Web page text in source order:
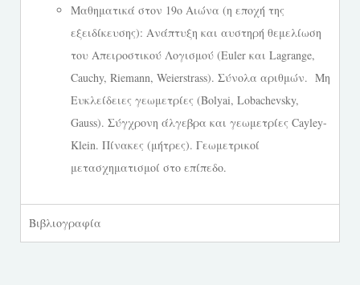
Μαθηματικά στον 19ο Αιώνα (η εποχή της
εξειδίκευσης): Ανάπτυξη και αυστηρή θεμελίωση
του Απειροστικού Λογισμού (Euler και Lagrange,
Cauchy, Riemann, Weierstrass). Σύνολα αριθμών. Μη
Ευκλείδειες γεωμετρίες (Bolyai, Lobachevsky,
Gauss). Σύγχρονη άλγεβρα και γεωμετρίες Cayley-
Klein. Πίνακες (μήτρες). Γεωμετρικοί
μετασχηματισμοί στο επίπεδο.
Βιβλιογραφία